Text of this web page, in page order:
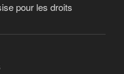
pour les droits